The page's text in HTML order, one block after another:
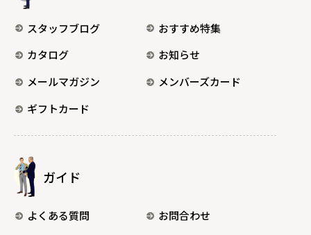
スタッフブログ
おすすめ特集
カタログ
お知らせ
メールマガジン
メンバーズカード
ギフトカード
ガイド
よくある質問 お問合わせ